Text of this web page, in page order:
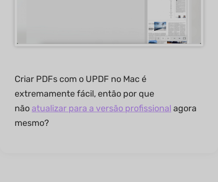
Criar PDFs com o UPDF no Mac é
extremamente fácil, então por que
nãoatualizar para a versão profissional agora
mesmo?